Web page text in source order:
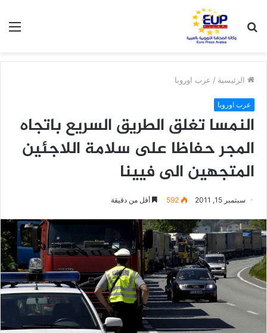
عن
الرئيسية / عرب اوروبا
عرب اوروبا
النمسا تغلق الطريق السريع باتجاه
المجر حفاظا على سلامة اللاجئين
المتجهين الى فيينا
سبتمبر 15, 2011 592 أقل من دقيقة